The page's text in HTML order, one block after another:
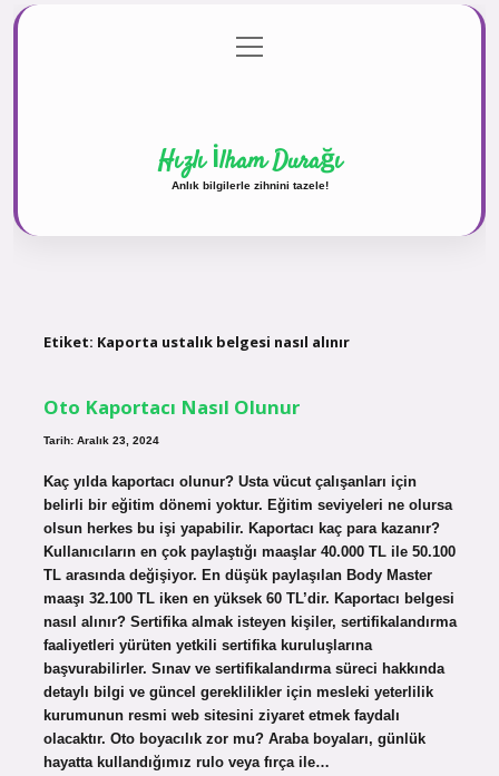
Gizlilik Politikası
menüyü
aç
Hızlı İlham Durağı
Anlık bilgilerle zihnini tazele!
Etiket: Kaporta ustalık belgesi nasıl alınır
Oto Kaportacı Nasıl Olunur
Tarih: Aralık 23, 2024
Kaç yılda kaportacı olunur? Usta vücut çalışanları için
belirli bir eğitim dönemi yoktur. Eğitim seviyeleri ne olursa
olsun herkes bu işi yapabilir. Kaportacı kaç para kazanır?
Kullanıcıların en çok paylaştığı maaşlar 40.000 TL ile 50.100
TL arasında değişiyor. En düşük paylaşılan Body Master
maaşı 32.100 TL iken en yüksek 60 TL’dir. Kaportacı belgesi
nasıl alınır? Sertifika almak isteyen kişiler, sertifikalandırma
faaliyetleri yürüten yetkili sertifika kuruluşlarına
başvurabilirler. Sınav ve sertifikalandırma süreci hakkında
detaylı bilgi ve güncel gereklilikler için mesleki yeterlilik
kurumunun resmi web sitesini ziyaret etmek faydalı
olacaktır. Oto boyacılık zor mu? Araba boyaları, günlük
hayatta kullandığımız rulo veya fırça ile…